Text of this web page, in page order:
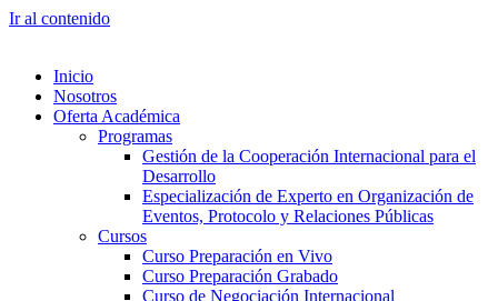
Ir al contenido
Inicio
Nosotros
Oferta Académica
Programas
Gestión de la Cooperación Internacional para el
Desarrollo
Especialización de Experto en Organización de
Eventos, Protocolo y Relaciones Públicas
Cursos
Curso Preparación en Vivo
Curso Preparación Grabado
Curso de Negociación Internacional